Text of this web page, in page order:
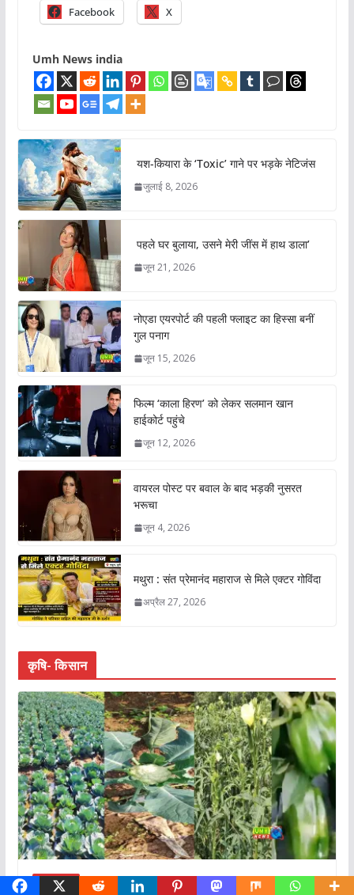
Facebook X
Umh News india
यश-कियारा के ‘Toxic’ गाने पर भड़के नेटिजंस
जुलाई 8, 2026
पहले घर बुलाया, उसने मेरी जींस में हाथ डाला’
जून 21, 2026
नोएडा एयरपोर्ट की पहली फ्लाइट का हिस्सा बनीं
गुल पनाग
जून 15, 2026
फिल्म ‘काला हिरण’ को लेकर सलमान खान
हाईकोर्ट पहुंचे
जून 12, 2026
वायरल पोस्ट पर बवाल के बाद भड़की नुसरत
भरूचा
जून 4, 2026
मथुरा : संत प्रेमानंद महाराज से मिले एक्टर गोविंदा
अप्रैल 27, 2026
कृषि- किसान
कृषि- किसान